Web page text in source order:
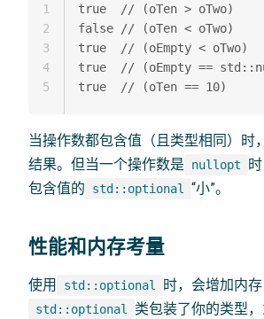
true  // (oTen > oTwo)
false // (oTen < oTwo)
true  // (oEmpty < oTwo)
true  // (oEmpty ==
1
2
3
4
5
当操作数都包含值（且类型相同）时
结果。但当一个操作数是
nullopt
包含值的
std::optional “小”。
性能和内存考量
使用 std::optional 时，会增加内存
std::optional
类包装了你的类型，